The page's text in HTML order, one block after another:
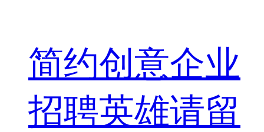
简约创意企业
招聘英雄请留